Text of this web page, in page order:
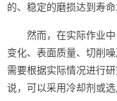
的、稳定的磨损达到寿命
然而，在实际作业
变化、表面质量、切削
需要根据实际情况进行
说，可以采用冷却剂或选